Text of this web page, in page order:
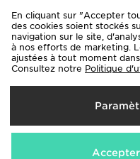
France
Nous acceptons les
En cliquant sur "Accepter
des cookies soient stockés
navigation sur le site,
à nos efforts de marketing.
ajustées à tout moment
Consultez notre Politique